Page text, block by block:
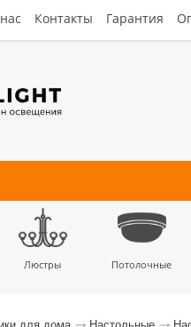
Контакты Гарантия
Люстры Потолочные